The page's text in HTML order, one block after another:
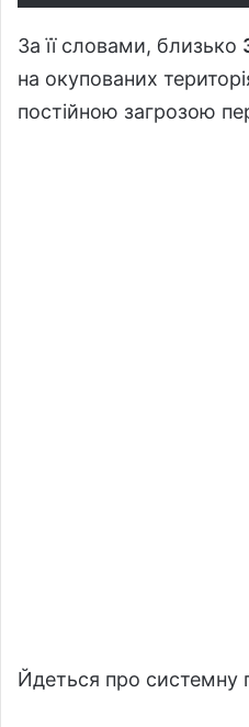
За її словами, близько
на окупованих
постійною загрозою
Йдеться про системну